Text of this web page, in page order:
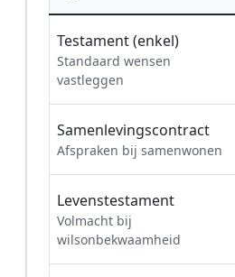
Testament (enkel)
Standaard wensen
vastleggen
Samenlevingscontract
Afspraken bij samenwonen
Levenstestament
Volmacht bij
wilsonbekwaamheid